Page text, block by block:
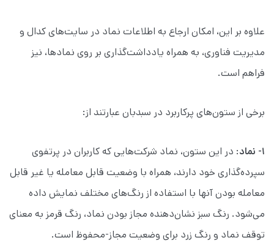
علاوه بر این، امکان ارجاع به اطلاعات نماد در سایت‌های کدال و
مدیریت فناوری، به همراه یادداشت‌گذاری بر روی نمادها، نیز
فراهم است.
برخی از ستون‌های پرکاربرد در سبدبان عبارتند از:
۱- نماد
: در این ستون، نماد شرکت‌هایی که کاربران در پرتفوی
سپرده‌گذاری خود دارند، همراه با وضعیت قابل معامله یا غیر قابل
معامله بودن آنها با استفاده از رنگ‌های مختلف نمایش داده
می‌شود. رنگ سبز نشان‌دهنده مجاز بودن نماد، رنگ قرمز به معنای
توقف نماد و رنگ زرد برای وضعیت مجاز-محفوظ است.